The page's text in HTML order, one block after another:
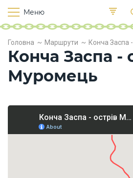
Головна Маршрути Конча Заспа
Конча Заспа -
Муромець
Меню
Т
е
х
К
в
У
р